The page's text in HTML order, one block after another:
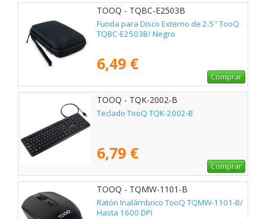
TOOQ - TQBC-E2503B
Funda para Disco Externo de 2.5" TooQ
TQBC-E2503B/ Negro
6,49 €
Comprar
TOOQ - TQK-2002-B
Teclado TooQ TQK-2002-B
6,79 €
Comprar
TOOQ - TQMW-1101-B
Ratón Inalámbrico TooQ TQMW-1101-B/
Hasta 1600 DPI